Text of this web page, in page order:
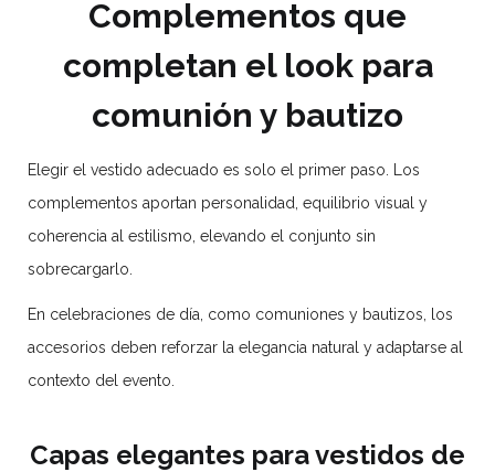
Complementos que
completan el look para
comunión y bautizo
Elegir el vestido adecuado es solo el primer paso. Los
complementos aportan personalidad, equilibrio visual y
coherencia al estilismo, elevando el conjunto sin
sobrecargarlo.
En celebraciones de día, como comuniones y bautizos, los
accesorios deben reforzar la elegancia natural y adaptarse al
contexto del evento.
Capas elegantes para vestidos de